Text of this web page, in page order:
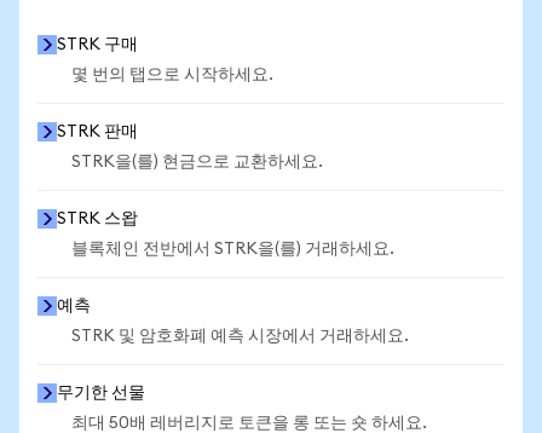
STRK 구매
몇 번의 탭으로 시작하세요.
STRK 판매
STRK을(를) 현금으로 교환하세요.
STRK 스왑
블록체인 전반에서 STRK을(를) 거래하세요.
예측
STRK 및 암호화폐 예측 시장에서 거래하세요.
무기한 선물
최대 50배 레버리지로 토큰을 롱 또는 숏 하세요.